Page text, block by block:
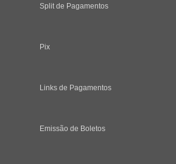
Split de Pagamentos
Pix
Links de Pagamentos
Emissão de Boletos